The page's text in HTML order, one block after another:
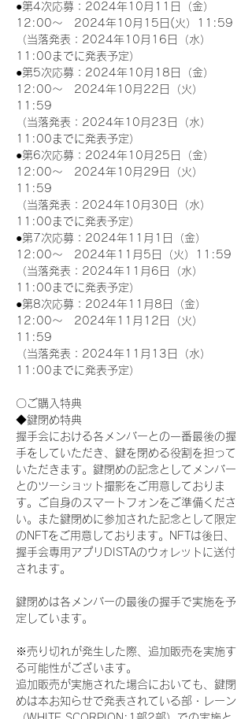
●第4次応募：2024年10月11日（金）
12:00～　2024年10月15日(火）11:59
（当落発表：2024年10月16日（水）
11:00までに発表予定）
●第5次応募：2024年10月18日（金）
12:00～　2024年10月22日（火）
11:59
（当落発表：2024年10月23日（水）
11:00までに発表予定）
●第6次応募：2024年10月25日（金）
12:00～　2024年10月29日（火）
11:59
（当落発表：2024年10月30日（水）
11:00までに発表予定）
●第7次応募：2024年11月1日（金）
12:00～　2024年11月5日（火）11:59
（当落発表：2024年11月6日（水）
11:00までに発表予定）
●第8次応募：2024年11月8日（金）
12:00～　2024年11月12日（火）
11:59
（当落発表：2024年11月13日（水）
11:00までに発表予定）
〇ご購入特典
◆鍵閉め特典
握手会における各メンバーとの一番最後の握
手をしていただき、鍵を閉める役割を担って
いただきます。鍵閉めの記念としてメンバー
とのツーショット撮影をご用意しておりま
す。ご自身のスマートフォンをご準備くださ
い。また鍵閉めに参加された記念として限定
のNFTをご用意しております。NFTは後日、
握手会専用アプリDISTAのウォレットに送付
されます。
鍵閉めは各メンバーの最後の握手で実施を予
定しています。
※売り切れが発生した際、追加販売を実施す
る可能性がございます。
追加販売が実施された場合においても、鍵閉
めは本お知らせで発表されている部・レーン